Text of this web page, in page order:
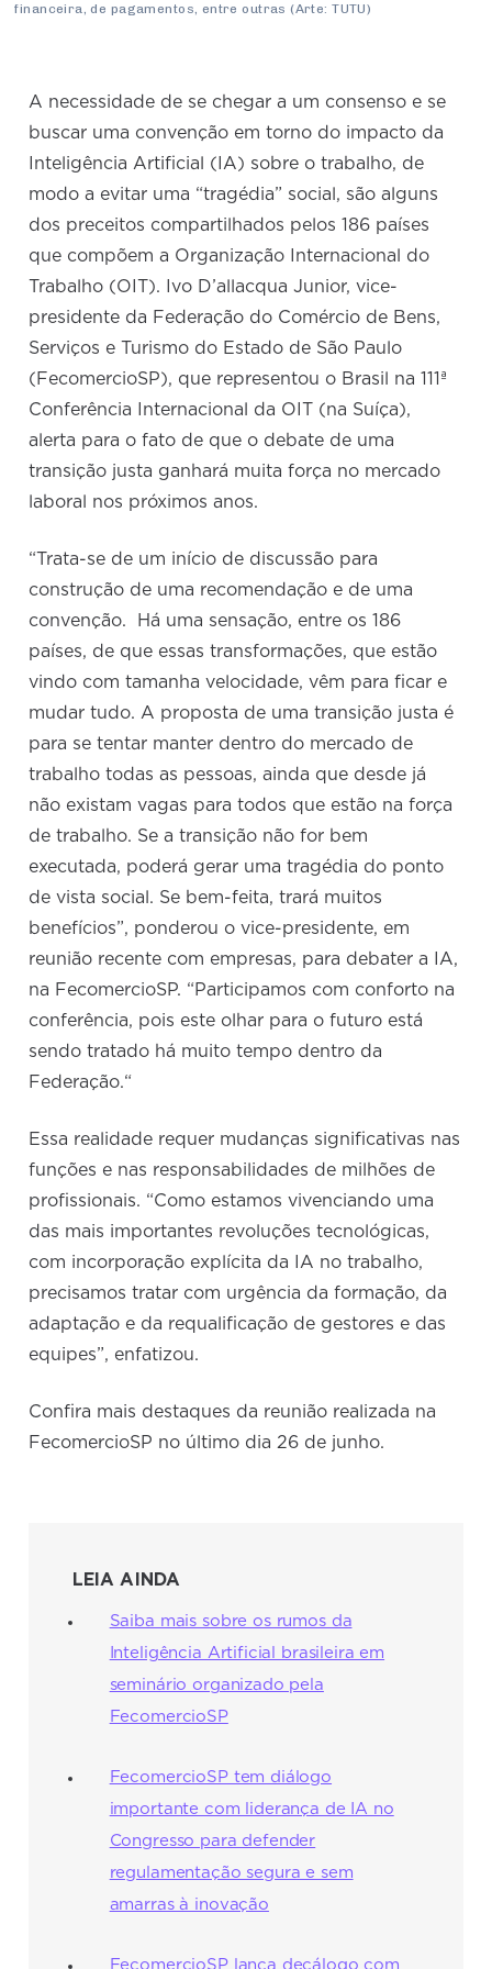
financeira, de pagamentos, entre outras (Arte: TUTU)
A necessidade de se chegar a um consenso e se
buscar uma convenção em torno do impacto da
Inteligência Artificial (IA) sobre o trabalho, de
modo a evitar uma “tragédia” social, são alguns
dos preceitos compartilhados pelos 186 países
que compõem a Organização Internacional do
Trabalho (OIT). Ivo D’allacqua Junior, vice-
presidente da Federação do Comércio de Bens,
Serviços e Turismo do Estado de São Paulo
(FecomercioSP), que representou o Brasil na 111ª
Conferência Internacional da OIT (na Suíça),
alerta para o fato de que o debate de uma
transição justa ganhará muita força no mercado
laboral nos próximos anos.
“Trata-se de um início de discussão para
construção de uma recomendação e de uma
convenção. Há uma sensação, entre os 186
países, de que essas transformações, que estão
vindo com tamanha velocidade, vêm para ficar e
mudar tudo. A proposta de uma transição justa é
para se tentar manter dentro do mercado de
trabalho todas as pessoas, ainda que desde já
não existam vagas para todos que estão na força
de trabalho. Se a transição não for bem
executada, poderá gerar uma tragédia do ponto
de vista social. Se bem-feita, trará muitos
benefícios”, ponderou o vice-presidente, em
reunião recente com empresas, para debater a IA,
na FecomercioSP. “Participamos com conforto na
conferência, pois este olhar para o futuro está
sendo tratado há muito tempo dentro da
Federação.“
Essa realidade requer mudanças significativas nas
funções e nas responsabilidades de milhões de
profissionais. “Como estamos vivenciando uma
das mais importantes revoluções tecnológicas,
com incorporação explícita da IA no trabalho,
precisamos tratar com urgência da formação, da
adaptação e da requalificação de gestores e das
equipes”, enfatizou.
Confira mais destaques da reunião realizada na
FecomercioSP no último dia 26 de junho.
LEIA AINDA
Saiba mais sobre os rumos da
Inteligência Artificial brasileira em
seminário organizado pela
FecomercioSP
FecomercioSP tem diálogo
importante com liderança de IA no
Congresso para defender
regulamentação segura e sem
amarras à inovação
FecomercioSP lança decálogo com